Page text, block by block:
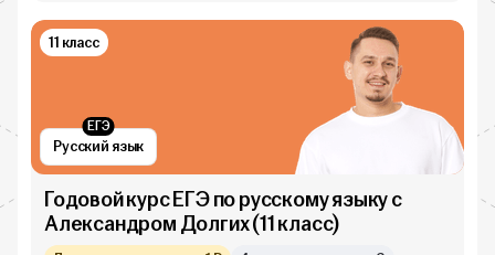
Русский язык
ЕГЭ
11 класс
Годовой курс ЕГЭ по русскому языку с
Александром Долгих (11 класс)